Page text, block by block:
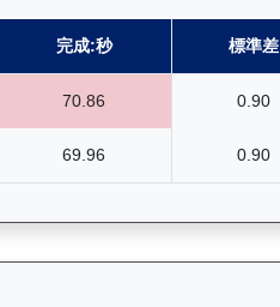
完成:秒 標準差
70.86 0.90
69.96 0.90